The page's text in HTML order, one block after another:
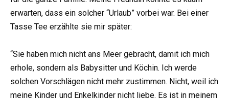
erwarten, dass ein solcher “Urlaub” vorbei war. Bei einer
Tasse Tee erzählte sie mir später:
“Sie haben mich nicht ans Meer gebracht, damit ich mich
erhole, sondern als Babysitter und Köchin. Ich werde
solchen Vorschlägen nicht mehr zustimmen. Nicht, weil ich
meine Kinder und Enkelkinder nicht liebe. Es ist in meinem